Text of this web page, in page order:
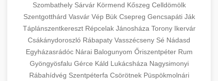
Szombathely Sárvár Körmend Kőszeg Celldömölk
Szentgotthárd Vasvár Vép Bük Csepreg Gencsapáti Ják
Táplánszentkereszt Répcelak Jánosháza Torony Ikervár
Csákánydoroszló Rábapaty Vasszécseny Sé Nádasd
Egyházasrádóc Nárai Balogunyom Őriszentpéter Rum
Gyöngyösfalu Gérce Káld Lukácsháza Nagysimonyi
Rábahídvég Szentpéterfa Csörötnek Püspökmolnári